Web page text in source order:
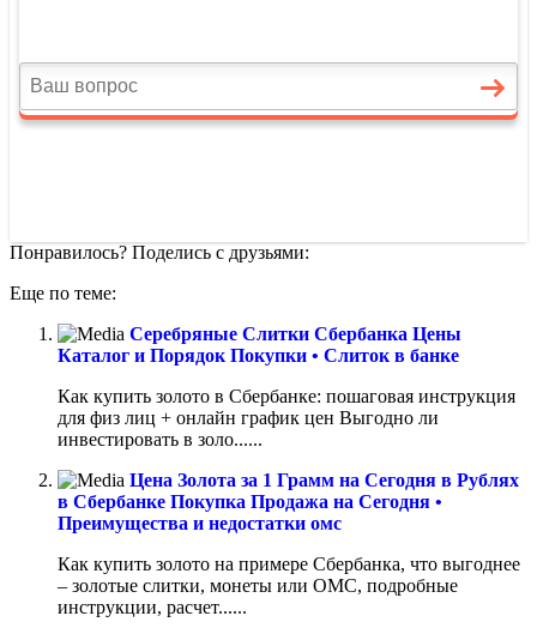
Понравилось? Поделись с друзьями:
Еще по теме:
Серебряные Слитки Сбербанка Цены
Каталог и Порядок Покупки • Слиток в банке
Как купить золото в Сбербанке: пошаговая инструкция
для физ лиц + онлайн график цен Выгодно ли
инвестировать в золо......
Цена Золота за 1 Грамм на Сегодня в Рублях
в Сбербанке Покупка Продажа на Сегодня •
Преимущества и недостатки омс
Как купить золото на примере Сбербанка, что выгоднее
– золотые слитки, монеты или ОМС, подробные
инструкции, расчет......